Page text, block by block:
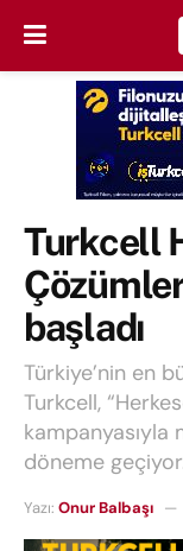
Turkcell
başladı
Türkiye’nin en
Turkcell,
kampanyasıyla
döneme
Yazı: Onur Balbaşı